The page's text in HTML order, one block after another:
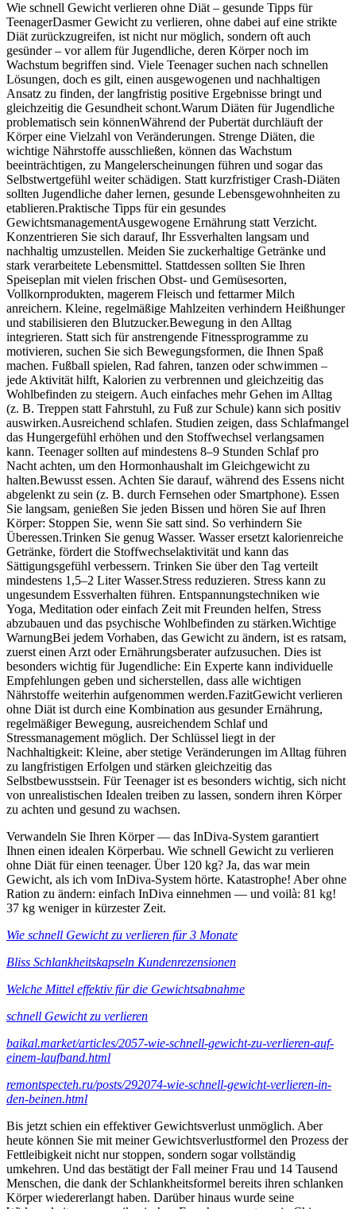
Wie schnell Gewicht verlieren ohne Diät – gesunde Tipps für
TeenagerDasmer Gewicht zu verlieren, ohne dabei auf eine strikte
Diät zurückzugreifen, ist nicht nur möglich, sondern oft auch
gesünder – vor allem für Jugendliche, deren Körper noch im
Wachstum begriffen sind. Viele Teenager suchen nach schnellen
Lösungen, doch es gilt, einen ausgewogenen und nachhaltigen
Ansatz zu finden, der langfristig positive Ergebnisse bringt und
gleichzeitig die Gesundheit schont.Warum Diäten für Jugendliche
problematisch sein könnenWährend der Pubertät durchläuft der
Körper eine Vielzahl von Veränderungen. Strenge Diäten, die
wichtige Nährstoffe ausschließen, können das Wachstum
beeinträchtigen, zu Mangelerscheinungen führen und sogar das
Selbstwertgefühl weiter schädigen. Statt kurzfristiger Crash‑Diäten
sollten Jugendliche daher lernen, gesunde Lebensgewohnheiten zu
etablieren.Praktische Tipps für ein gesundes
GewichtsmanagementAusgewogene Ernährung statt Verzicht.
Konzentrieren Sie sich darauf, Ihr Essverhalten langsam und
nachhaltig umzustellen. Meiden Sie zuckerhaltige Getränke und
stark verarbeitete Lebensmittel. Stattdessen sollten Sie Ihren
Speiseplan mit vielen frischen Obst- und Gemüsesorten,
Vollkornprodukten, magerem Fleisch und fettarmer Milch
anreichern. Kleine, regelmäßige Mahlzeiten verhindern Heißhunger
und stabilisieren den Blutzucker.Bewegung in den Alltag
integrieren. Statt sich für anstrengende Fitnessprogramme zu
motivieren, suchen Sie sich Bewegungsformen, die Ihnen Spaß
machen. Fußball spielen, Rad fahren, tanzen oder schwimmen –
jede Aktivität hilft, Kalorien zu verbrennen und gleichzeitig das
Wohlbefinden zu steigern. Auch einfaches mehr Gehen im Alltag
(z. B. Treppen statt Fahrstuhl, zu Fuß zur Schule) kann sich positiv
auswirken.Ausreichend schlafen. Studien zeigen, dass Schlafmangel
das Hungergefühl erhöhen und den Stoffwechsel verlangsamen
kann. Teenager sollten auf mindestens 8–9 Stunden Schlaf pro
Nacht achten, um den Hormonhaushalt im Gleichgewicht zu
halten.Bewusst essen. Achten Sie darauf, während des Essens nicht
abgelenkt zu sein (z. B. durch Fernsehen oder Smartphone). Essen
Sie langsam, genießen Sie jeden Bissen und hören Sie auf Ihren
Körper: Stoppen Sie, wenn Sie satt sind. So verhindern Sie
Überessen.Trinken Sie genug Wasser. Wasser ersetzt kalorienreiche
Getränke, fördert die Stoffwechselaktivität und kann das
Sättigungsgefühl verbessern. Trinken Sie über den Tag verteilt
mindestens 1,5–2 Liter Wasser.Stress reduzieren. Stress kann zu
ungesundem Essverhalten führen. Entspannungstechniken wie
Yoga, Meditation oder einfach Zeit mit Freunden helfen, Stress
abzubauen und das psychische Wohlbefinden zu stärken.Wichtige
WarnungBei jedem Vorhaben, das Gewicht zu ändern, ist es ratsam,
zuerst einen Arzt oder Ernährungsberater aufzusuchen. Dies ist
besonders wichtig für Jugendliche: Ein Experte kann individuelle
Empfehlungen geben und sicherstellen, dass alle wichtigen
Nährstoffe weiterhin aufgenommen werden.FazitGewicht verlieren
ohne Diät ist durch eine Kombination aus gesunder Ernährung,
regelmäßiger Bewegung, ausreichendem Schlaf und
Stressmanagement möglich. Der Schlüssel liegt in der
Nachhaltigkeit: Kleine, aber stetige Veränderungen im Alltag führen
zu langfristigen Erfolgen und stärken gleichzeitig das
Selbstbewusstsein. Für Teenager ist es besonders wichtig, sich nicht
von unrealistischen Idealen treiben zu lassen, sondern ihren Körper
zu achten und gesund zu wachsen.
Verwandeln Sie Ihren Körper — das InDiva‑System garantiert
Ihnen einen idealen Körperbau. Wie schnell Gewicht zu verlieren
ohne Diät für einen teenager. Über 120 kg? Ja, das war mein
Gewicht, als ich vom InDiva‑System hörte. Katastrophe! Aber ohne
Ration zu ändern: einfach InDiva einnehmen — und voilà: 81 kg!
37 kg weniger in kürzester Zeit.
Wie schnell Gewicht zu verlieren für 3 Monate
Bliss Schlankheitskapseln Kundenrezensionen
Welche Mittel effektiv für die Gewichtsabnahme
schnell Gewicht zu verlieren
baikal.market/articles/2057-wie-schnell-gewicht-zu-verlieren-auf-
einem-laufband.html
remontspecteh.ru/posts/292074-wie-schnell-gewicht-verlieren-in-
den-beinen.html
Bis jetzt schien ein effektiver Gewichtsverlust unmöglich. Aber
heute können Sie mit meiner Gewichtsverlustformel den Prozess der
Fettleibigkeit nicht nur stoppen, sondern sogar vollständig
umkehren. Und das bestätigt der Fall meiner Frau und 14 Tausend
Menschen, die dank der Schlankheitsformel bereits ihren schlanken
Körper wiedererlangt haben. Darüber hinaus wurde seine